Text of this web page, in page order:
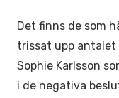
Det finns de som
trissat upp antalet
Sophie Karlsson
i de negativa